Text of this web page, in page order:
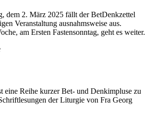
dem 2. März 2025 fällt der BetDenkzettel
Veranstaltung ausnahmsweise aus.
am Ersten Fastensonntag, geht es weiter.
eine Reihe kurzer Bet- und Denkimpluse zu
der Liturgie von Fra Georg